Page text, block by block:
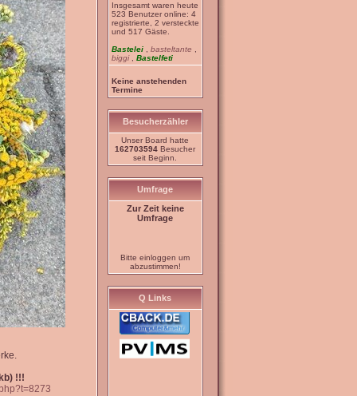
!!!
Insgesamt waren heute
523 Benutzer online: 4
registrierte, 2 versteckte
und 517 Gäste.
Bastelei
basteltante
biggi
Bastelfeti
Keine anstehenden
Termine
Besucherzähler
Unser Board hatte
162703594 Besucher
seit Beginn.
Umfrage
Zur Zeit keine
Umfrage
Bitte einloggen um
abzustimmen!
Q Links